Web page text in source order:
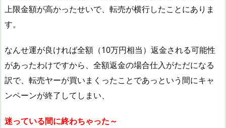
上限金額が高かったせいで、転売が横行したことにありま
す。
なんせ運が良ければ全額（10万円相当）返金される可能性
があったわけですから、全額返金の場合仕入がただになる
訳で、転売ヤーが買いまくったことであっという間にキャ
ンペーンが終了してしまい、
迷っている間に終わちゃった～